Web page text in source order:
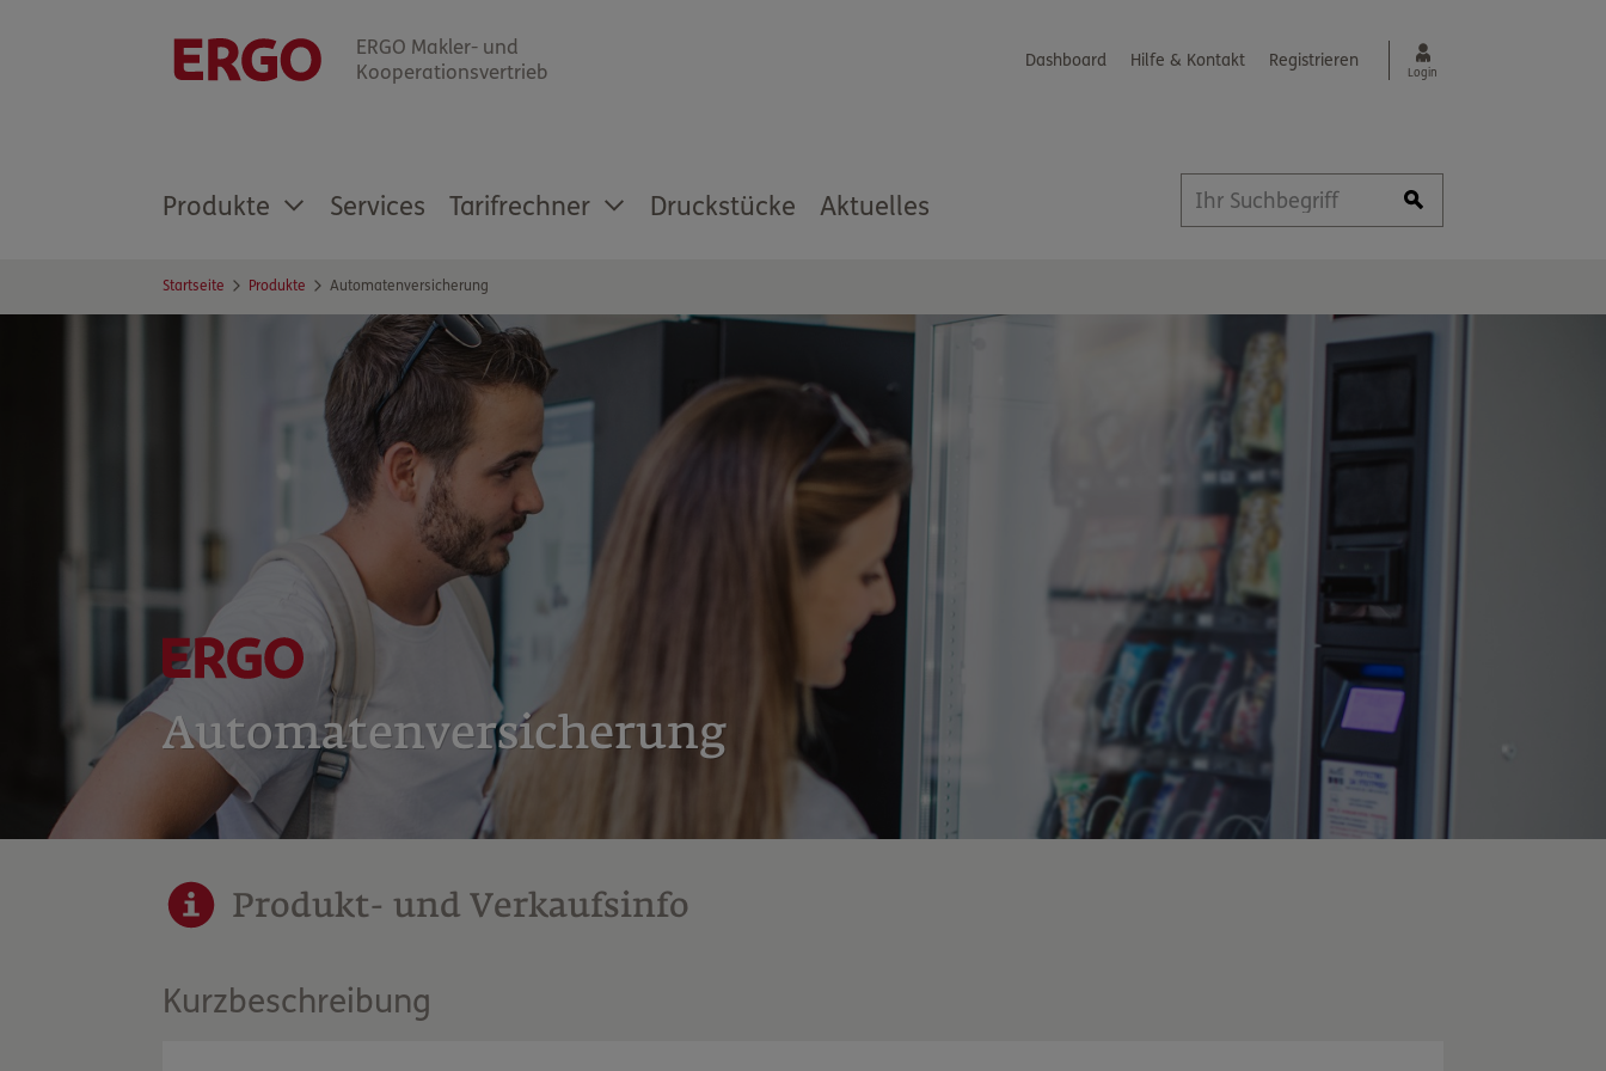
ERGO Makler- und
Kooperationsvertrieb
Dashboard Hilfe & Kontakt Registrieren
Login
Produkte Services Tarifrechner Druckstücke Aktuelles
Startseite Produkte Automatenversicherung
Automatenversicherung
Produkt- und Verkaufsinfo
Kurzbeschreibung